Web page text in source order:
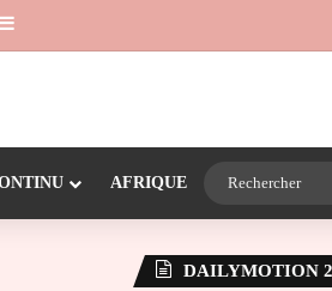
la chaîne 24heureinfo sur WhatsApp
Sidebar (barre latérale)
AFRIQUE
DAILYMOTION